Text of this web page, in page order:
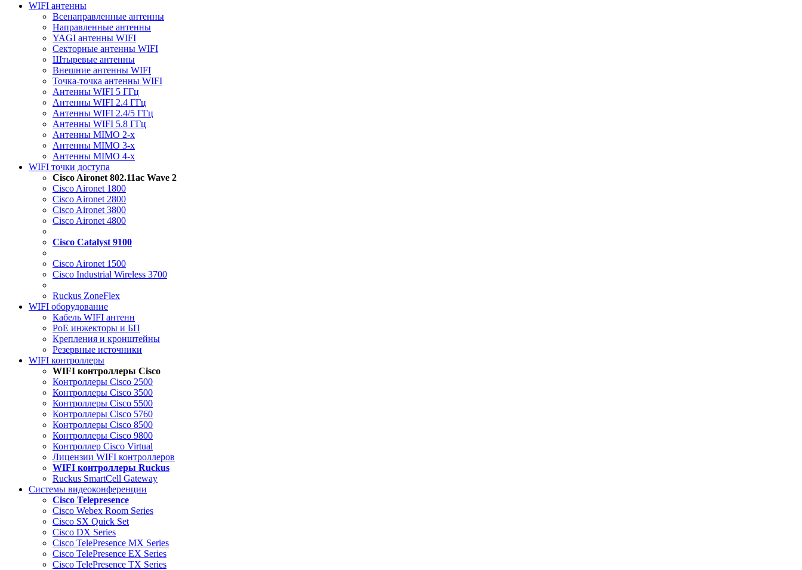
WIFI антенны
Всенаправленные антенны
Направленные антенны
YAGI антенны WIFI
Секторные антенны WIFI
Штыревые антенны
Внешние антенны WIFI
Точка-точка антенны WIFI
Антенны WIFI 5 ГГц
Антенны WIFI 2.4 ГГц
Антенны WIFI 2.4/5 ГГц
Антенны WIFI 5.8 ГГц
Антенны MIMO 2-x
Антенны MIMO 3-x
Антенны MIMO 4-x
WIFI точки доступа
Cisco Aironet 802.11ac Wave 2
Cisco Aironet 1800
Cisco Aironet 2800
Cisco Aironet 3800
Cisco Aironet 4800
Cisco Catalyst 9100
Cisco Aironet 1500
Cisco Industrial Wireless 3700
Ruckus ZoneFlex
WIFI оборудование
Кабель WIFI антенн
PoE инжекторы и БП
Крепления и кронштейны
Резервные источники
WIFI контроллеры
WIFI контроллеры Cisco
Контроллеры Cisco 2500
Контроллеры Cisco 3500
Контроллеры Cisco 5500
Контроллеры Cisco 5760
Контроллеры Cisco 8500
Контроллеры Cisco 9800
Контроллер Cisco Virtual
Лицензии WIFI контроллеров
WIFI контроллеры Ruckus
Ruckus SmartCell Gateway
Системы видеоконференции
Cisco Telepresence
Cisco Webex Room Series
Cisco SX Quick Set
Cisco DX Series
Cisco TelePresence MX Series
Cisco TelePresence EX Series
Cisco TelePresence TX Series